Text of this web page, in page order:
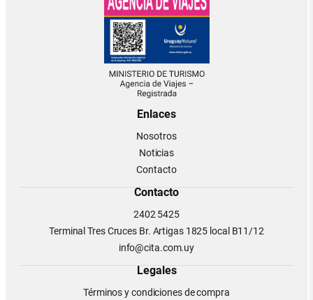
Enlaces
Nosotros
Noticias
Contacto
Contacto
2402 5425
Terminal Tres Cruces Br. Artigas 1825 local B11/12
info@cita.com.uy
Legales
Términos y condiciones de compra